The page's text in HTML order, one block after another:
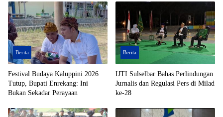
Kabupaten Morowali, Dalam
Kondisi Tak Bernyawa
Berita
Festival Budaya Kaluppini 2026
Tutup, Bupati Enrekang: Ini
Bukan Sekadar Perayaan
Berita
IJTI Sulselbar Bahas Perlindungan
Jurnalis dan Regulasi Pers di Milad
ke-28